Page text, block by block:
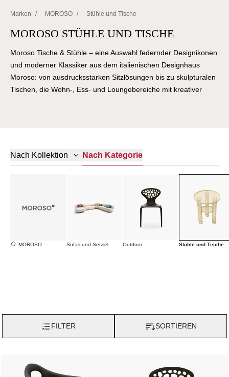
Marken / MOROSO / Stühle und Tische
MOROSO STÜHLE UND TISCHE
Moroso Tische & Stühle – eine Auswahl federnder Designikonen
und moderner Klassiker aus dem italienischen Designhaus
Moroso: von ausdrucksstarken Sitzlösungen bis zu skulpturalen
Tischen, die Wohn-, Ess- und Loungebereiche mit kreativer
durch internationale Designer, die Möbel als skulpturale
Die Tisch- und Stuhlkollektion von Moroso präsentiert eine
vielseitige Bandbreite an Sitz- und Tischobjekten, die
Funktionalität mit gestalterischer Originalität vereinen. Stühle
reichen von organisch geformten Alltagsklassikern bis zu
ikonischen Designstücken, die durch Materialien, Proportionen
Outdoor-Kontexte – Morosos Tische und Stühle verbinden
Begleiter im Raum zu etablieren.
Nach Kollektion Nach Kategorie
MOROSO Sofas und Sessel Outdoor Stühle und Tische
FILTER SORTIEREN